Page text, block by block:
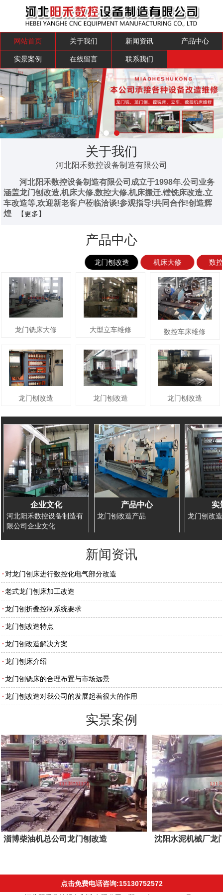
网站首页 关于我们 新闻资讯 产品中心
实景案例 在线留言 联系我们
关于我们
河北阳禾数控设备制造有限公司
河北阳禾数控设备制造有限公司成立于1998年.公司业务
涵盖龙门刨改造,机床大修,数控大修,机床搬迁,镗铣床改造,立
车改造等,欢迎新老客户莅临洽谈!参观指导!共同合作!创造辉
煌
【更多】
产品中心
龙门刨改造 机床大修 数
龙门铣床大修 大型立车维修 数控车床维修
龙门刨改造 龙门刨改造 龙门刨改造
企业文化
河北阳禾数控设备制造有
限公司企业文化
产品中心
龙门刨改造产品
实
龙门刨改
新闻资讯
对龙门刨床进行数控化电气部分改造
老式龙门刨床加工改造
龙门刨折叠控制系统要求
龙门刨改造特点
龙门刨改造解决方案
龙门刨床介绍
龙门刨铣床的合理布置与市场远景
龙门刨改造对我公司的发展起着很大的作用
实景案例
淄博柴油机总公司龙门刨改造 沈阳水泥机械厂龙
点击免费电话咨询:15130752572